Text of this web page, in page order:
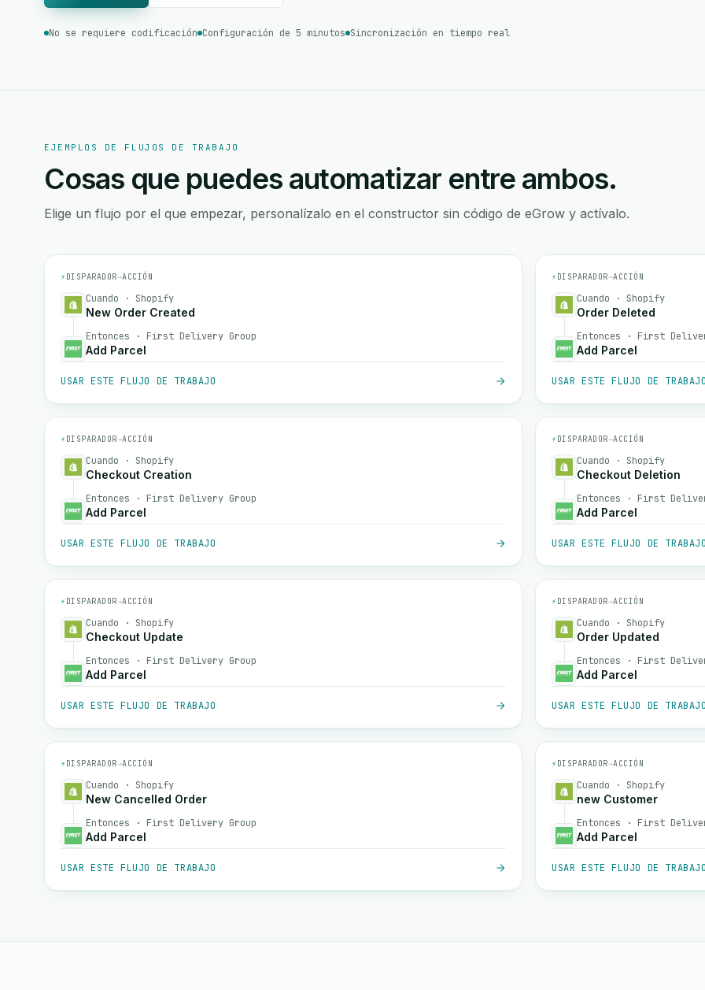
No se requiere codificación Configuración de 5 minutos Sincronización en tiempo real
EJEMPLOS DE FLUJOS DE TRABAJO
Cosas que puedes automatizar entre ambos.
Elige un flujo por el que empezar, personalízalo en el constructor sin código de eGrow y actívalo.
⚡ DISPARADOR→ACCIÓN
Cuando · Shopify
New Order Created
Entonces · First Delivery Group
Add Parcel
USAR ESTE FLUJO DE TRABAJO
⚡ DISPARADOR→ACCIÓN
Cuando · Shopify
Order Deleted
Entonces · First
Add Parcel
USAR ESTE FLUJO DE TRABAJO
⚡ DISPARADOR→ACCIÓN
Cuando · Shopify
Checkout Creation
Entonces · First Delivery Group
Add Parcel
USAR ESTE FLUJO DE TRABAJO
⚡ DISPARADOR→ACCIÓN
Cuando · Shopify
Checkout Deletion
Entonces · First
Add Parcel
USAR ESTE FLUJO DE TRABAJO
⚡ DISPARADOR→ACCIÓN
Cuando · Shopify
Checkout Update
Entonces · First Delivery Group
Add Parcel
USAR ESTE FLUJO DE TRABAJO
⚡ DISPARADOR→ACCIÓN
Cuando · Shopify
Order Updated
Entonces · First
Add Parcel
USAR ESTE FLUJO DE TRABAJO
⚡ DISPARADOR→ACCIÓN
Cuando · Shopify
New Cancelled Order
Entonces · First Delivery Group
Add Parcel
USAR ESTE FLUJO DE TRABAJO
⚡ DISPARADOR→ACCIÓN
Cuando · Shopify
new Customer
Entonces · First
Add Parcel
USAR ESTE FLUJO DE TRABAJO